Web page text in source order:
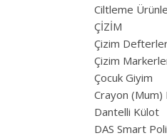
Ciltleme
ÇİZİM
Çizim
Çizim
Çocuk Giyim
Crayon (Mum)
Dantelli Külot
DAS Smart